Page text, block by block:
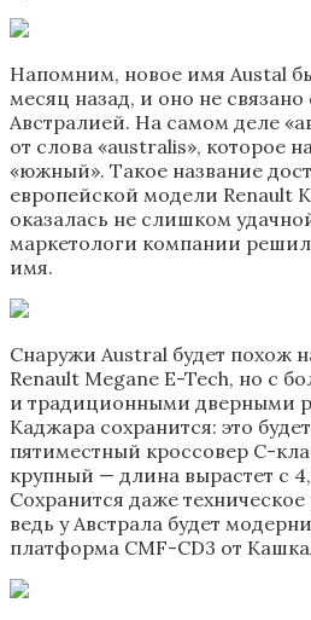
Напомним, новое имя Austal
месяц назад, и оно не
Австралией. На самом деле
от слова «australis», которое
«южный». Такое название
европейской модели Renault
оказалась не слишком
маркетологи компании
имя.
Снаружи Austral будет похож
Renault Megane E-Tech, но с
и традиционными дверными
Каджара сохранится: это
пятиместный кроссовер С-
крупный — длина вырастет с
Сохранится даже
ведь у Австрала будет
платформа CMF-CD3 от